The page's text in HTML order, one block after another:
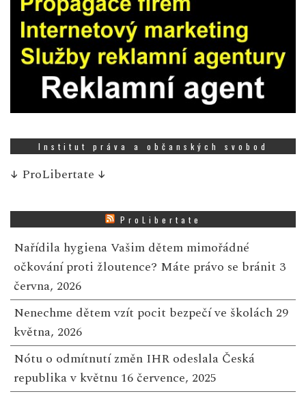
Institut práva a občanských svobod
↓ ProLibertate ↓
ProLibertate
Nařídila hygiena Vašim dětem mimořádné
očkování proti žloutence? Máte právo se bránit 3
června, 2026
Nenechme dětem vzít pocit bezpečí ve školách 29
května, 2026
Nótu o odmítnutí změn IHR odeslala Česká
republika v květnu 16 července, 2025